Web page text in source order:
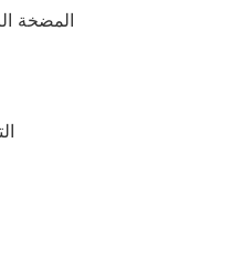
المضخة الرئيسية: 15 كيلو